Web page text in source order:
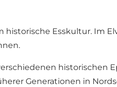
Esskultur. Im
historischen
Generationen in